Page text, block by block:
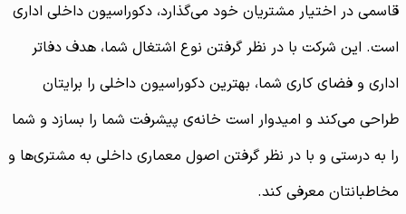
قاسمی در اختیار مشتریان خود می‌گذارد، دکوراسیون داخلی اداری
است. این شرکت با در نظر گرفتن نوع اشتغال شما، هدف دفاتر
اداری و فضای کاری شما، بهترین دکوراسیون داخلی را برایتان
طراحی می‌کند و امیدوار است خانه‌ی پیشرفت شما را بسازد و شما
را به درستی و با در نظر گرفتن اصول معماری داخلی به مشتری‌ها و
مخاطبانتان معرفی کند.